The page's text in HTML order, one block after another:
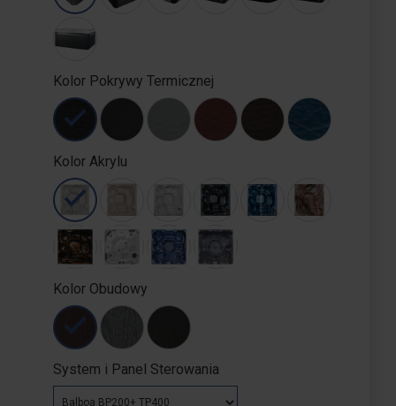
Kolor Pokrywy Termicznej
Kolor Akrylu
Kolor Obudowy
System i Panel Sterowania